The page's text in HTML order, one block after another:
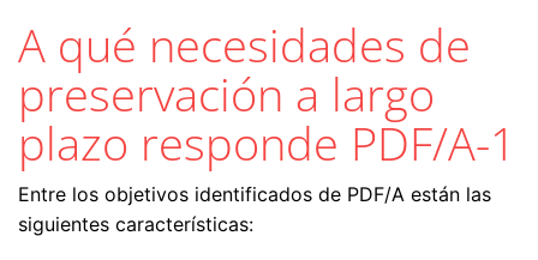
A qué necesidades de
preservación a largo
plazo responde PDF/A-1
Entre los objetivos identificados de PDF/A están las
siguientes características: